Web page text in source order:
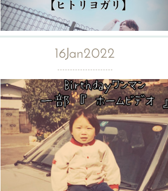
1/29（土）20時〜 配信ワンマンライブ「ヒトリヨガリ」開催決定！詳細はこちら！
松田栄作presents「ヒトリヨガリ」日 時：2022年1
月29日(土)時 間：配信開始19:45 開演
20:00(90分予定)会 場：渋谷gee-ge※配信ライブの…
16Jan2022